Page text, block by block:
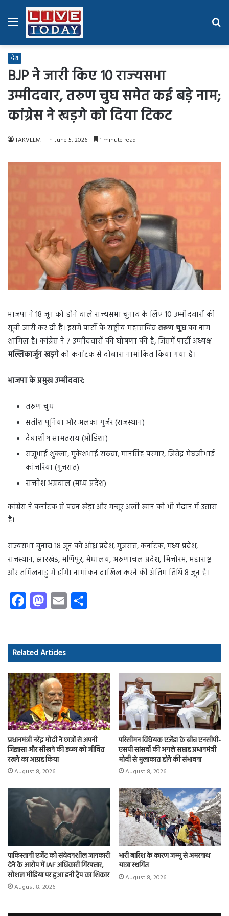
Menu
देश
BJP ने जारी किए 10 राज्‍यसभा
उम्मीदवार, तरुण चुघ समेत कई बड़े नाम;
कांग्रेस ने खड़गे को दिया टिकट
TAKVEEM June 5, 2026 1 minute read
भाजपा ने 18 जून को होने वाले राज्‍यसभा चुनाव के लिए 10 उम्मीदवारों की
सूची जारी कर दी है। इसमें पार्टी के राष्ट्रीय महासचिवतरुण चुघका नाम
शामिल है। कांग्रेस ने 7 उम्मीदवारों की घोषणा की है, जिसमें पार्टी अध्यक्ष
मल्लिकार्जुन खड़गेको कर्नाटक से दोबारा नामांकित किया गया है।
भाजपा के प्रमुख उम्मीदवार:
तरुण चुघ
सतीश पूनिया और अलका गुर्जर (राजस्थान)
देबाशीष सामंतराय (ओडिशा)
राजूभाई शुक्ला, मुकेशभाई राठवा, मानसिंह परमार, जितेंद्र मेघजीभाई
कांजरिया (गुजरात)
राजनेश अग्रवाल (मध्य प्रदेश)
कांग्रेस ने कर्नाटक से पवन खेड़ा और मन्सूर अली खान को भी मैदान में उतारा
है।
राज्यसभा चुनाव 18 जून को आंध्र प्रदेश, गुजरात, कर्नाटक, मध्य प्रदेश,
राजस्थान, झारखंड, मणिपुर, मेघालय, अरुणाचल प्रदेश, मिजोरम, महाराष्ट्र
और तमिलनाडु में होंगे। नामांकन दाखिल करने की अंतिम तिथि 8 जून है।
Fa
ce
o
ok
M
as
d
o
n
E
m
Related Articles
प्रधानमंत्री नरेंद्र मोदी ने छात्रों से अपनी
जिज्ञासा और सीखने की इच्छा को जीवित
रखने का आग्रह किया
August 8, 2026
परिसीमन विधेयक एजेंडा के बीच एनसीपी-
एसपी सांसदों की अगले सप्ताह प्रधानमंत्री
मोदी से मुलाकात होने की संभावना
August 8, 2026
पाकिस्तानी एजेंट को संवेदनशील जानकारी
देने के आरोप में IAF अधिकारी गिरफ्तार,
सोशल मीडिया पर हुआ हनी ट्रैप का शिकार
August 8, 2026
भारी बारिश के कारण जम्मू से अमरनाथ
यात्रा स्थगित
August 8, 2026